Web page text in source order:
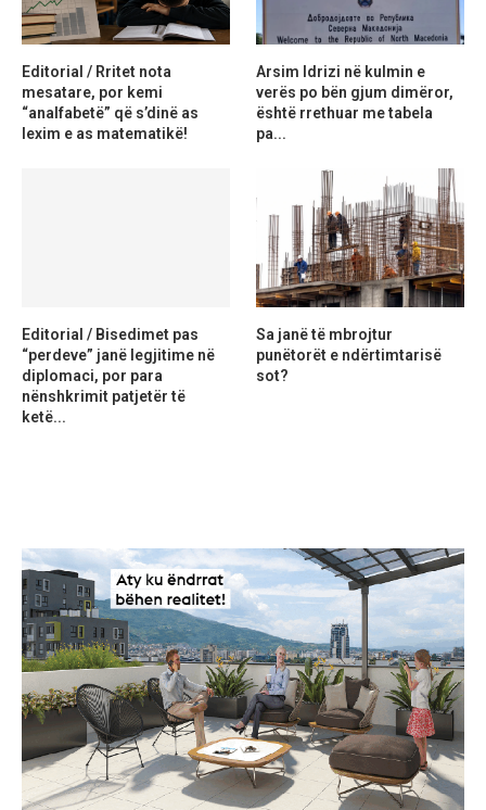
Editorial / Rritet nota
mesatare, por kemi
“analfabetë” që s’dinë as
lexim e as matematikë!
Arsim Idrizi në kulmin e
verës po bën gjum dimëror,
është rrethuar me tabela
pa...
Editorial / Bisedimet pas
“perdeve” janë legjitime në
diplomaci, por para
nënshkrimit patjetër të
ketë...
Sa janë të mbrojtur
punëtorët e ndërtimtarisë
sot?